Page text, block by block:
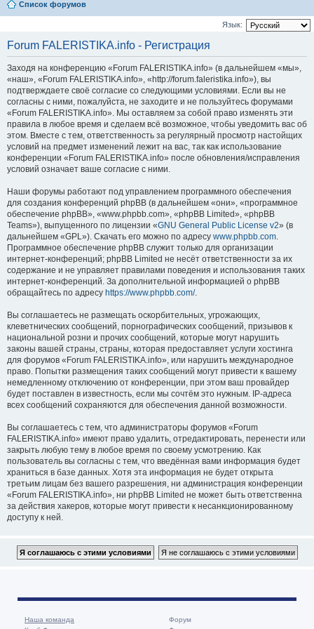
Список форумов
Язык:
Forum FALERISTIKA.info - Регистрация
Заходя на конференцию «Forum FALERISTIKA.info» (в дальнейшем «мы»,
«наш», «Forum FALERISTIKA.info», «http://forum.faleristika.info»), вы
подтверждаете своё согласие со следующими условиями. Если вы не
согласны с ними, пожалуйста, не заходите и не пользуйтесь форумами
«Forum FALERISTIKA.info». Мы оставляем за собой право изменять эти
правила в любое время и сделаем всё возможное, чтобы уведомить вас об
этом. Вместе с тем, ответственность за регулярный просмотр настойщих
условий на предмет изменений лежит на вас, так как использование
конференции «Forum FALERISTIKA.info» после обновления/исправления
условий означает ваше согласие с ними.
Наши форумы работают под управлением программного обеспечения
для создания конференций phpBB (в дальнейшем «они», «программное
обеспечение phpBB», «www.phpbb.com», «phpBB Limited», «phpBB
Teams»), выпущенного по лицензии «GNU General Public License v2» (в
дальнейшем «GPL»). Скачать его можно по адресу www.phpbb.com.
Программное обеспечение phpBB служит только для организации
интернет-конференций; phpBB Limited не несёт ответственности за их
содержание и не управляет правилами поведения и использования таких
интернет-конференций. За дополнительной информацией о phpBB
обращайтесь по адресу https://www.phpbb.com/.
Вы соглашаетесь не размещать оскорбительных, угрожающих,
клеветнических сообщений, порнографических сообщений, призывов к
национальной розни и прочих сообщений, которые могут нарушить
законы вашей страны, страны, которая предоставляет услуги хостинга
для форумов «Forum FALERISTIKA.info», или нарушить международное
право. Попытки размещения таких сообщений могут привести к вашему
немедленному отключению от конференции, при этом ваш провайдер
будет поставлен в известность, если мы сочтём это нужным. IP-адреса
всех сообщений сохраняются для обеспечения данной возможности.
Вы соглашаетесь с тем, что администраторы форумов «Forum
FALERISTIKA.info» имеют право удалить, отредактировать, перенести или
закрыть любую тему в любое время по своему усмотрению. Как
пользователь вы согласны с тем, что введённая вами информация будет
храниться в базе данных. Хотя эта информация не будет открыта
третьим лицам без вашего разрешения, ни администрация конференции
«Forum FALERISTIKA.info», ни phpBB Limited не может быть ответственна
за действия хакеров, которые могут привести к несанкционированному
доступу к ней.
Наша команда
Форум